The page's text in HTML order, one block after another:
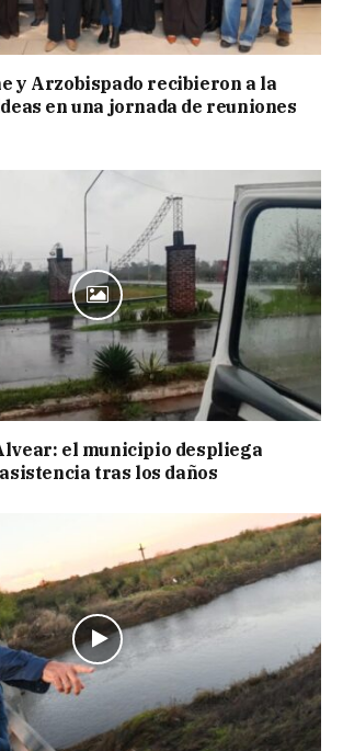
y Arzobispado recibieron a la
en una jornada de reuniones
el municipio despliega
tras los daños